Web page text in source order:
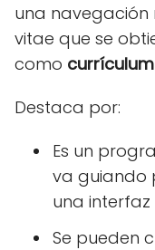
una navegación
vitae que se
como
Destaca por:
Es un
va guiando
una interfaz
Se pueden